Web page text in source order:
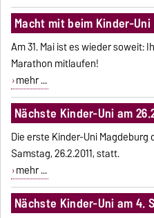
Macht mit beim Kinder-
Am 31. Mai ist es wieder soweit:
Marathon mitlaufen!
mehr ...
Nächste Kinder-Uni am
Die erste Kinder-Uni Magdeburg
Samstag, 26.2.2011, statt.
mehr ...
Nächste Kinder-Uni am 4.